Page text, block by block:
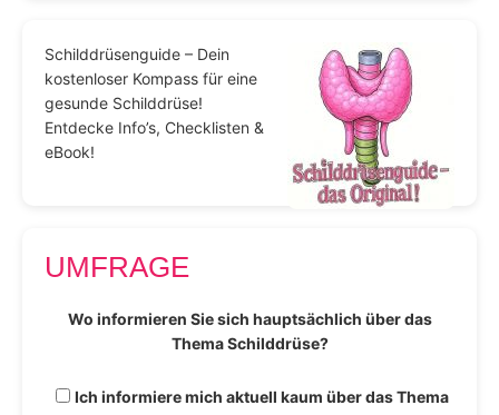
Schilddrüsenguide – Dein
kostenloser Kompass für eine
gesunde Schilddrüse!
Entdecke Info’s, Checklisten &
eBook!
UMFRAGE
Wo informieren Sie sich hauptsächlich über das
Thema Schilddrüse?
Ich informiere mich aktuell kaum über das Thema